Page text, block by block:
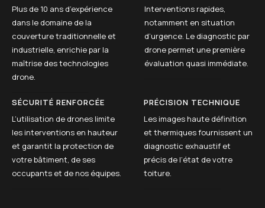
Plus de 10 ans d’expérience
dans le domaine de la
couverture traditionnelle et
industrielle, enrichie par la
maîtrise des technologies
drone.
Interventions rapides,
notamment en situation
d’urgence. Le diagnostic par
drone permet une première
évaluation quasi immédiate.
SÉCURITÉ RENFORCÉE
L’utilisation de drones limite
les interventions en hauteur
et garantit la protection de
votre bâtiment, de ses
occupants et de nos équipes.
PRÉCISION TECHNIQUE
Les images haute définition
et thermiques fournissent un
diagnostic exhaustif et
précis de l’état de votre
toiture.